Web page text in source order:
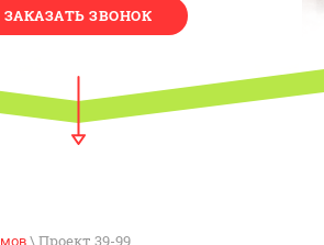
ЗАКАЗАТЬ ЗВОНОК
\ Проект 39-99